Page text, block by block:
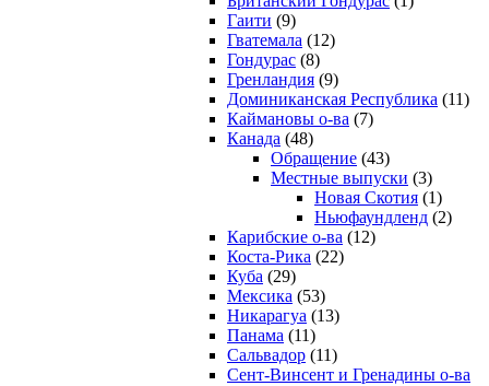
Гаити (9)
Гватемала (12)
Гондурас (8)
Гренландия (9)
Доминиканская Республика (11)
Каймановы о-ва (7)
Канада (48)
Обращение (43)
Местные выпуски (3)
Новая Скотия (1)
Ньюфаундленд (2)
Карибские о-ва (12)
Коста-Рика (22)
Куба (29)
Мексика (53)
Никарагуа (13)
Панама (11)
Сальвадор (11)
Сент-Винсент и Гренадины о-ва